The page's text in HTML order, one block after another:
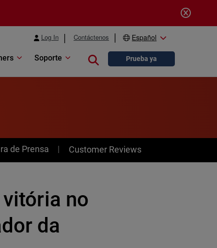
Log In Contáctenos Español
Soporte Close searchPrueba ya
de Prensa Customer Reviews
no
da